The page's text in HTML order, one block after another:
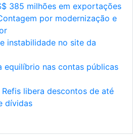
385 milhões em exportações
por modernização e
instabilidade no site da
equilíbrio nas contas públicas
libera descontos de até
dívidas